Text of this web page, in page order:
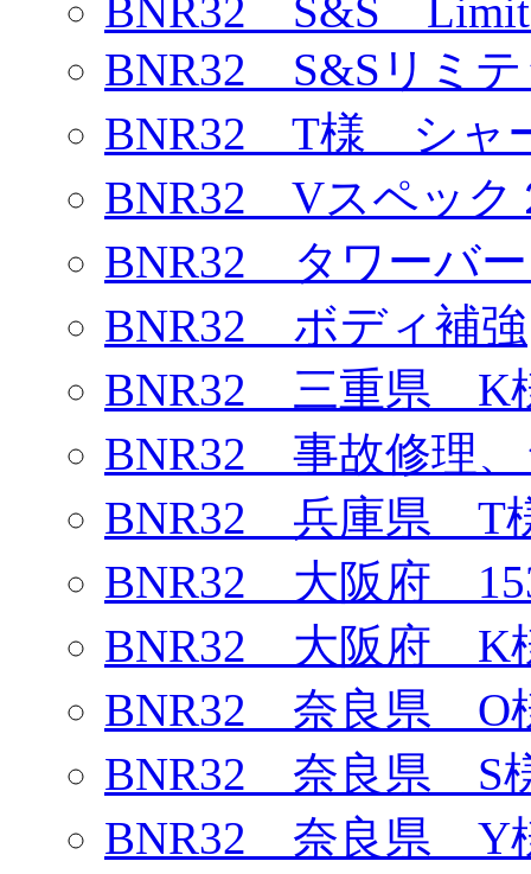
BNR32 S&S
BNR32 S&Sリミ
BNR32 T様 シャ
BNR32 Vスペッ
BNR32 タワーバ
BNR32 ボディ補強
BNR32 三重県 K
BNR32 事故修理
BNR32 兵庫県 T
BNR32 大阪府
BNR32 大阪府 K
BNR32 奈良県 O
BNR32 奈良県 S
BNR32 奈良県 Y